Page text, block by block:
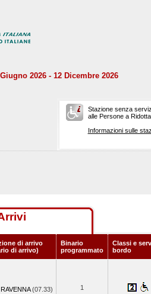
2026 - 12 Dicembre 2026
Stazione senza
alle Persone a
Informazioni sulle
di arrivo
di arrivo)
Binario
programmato
Classi e
bordo
RAVENNA(07.33) 1